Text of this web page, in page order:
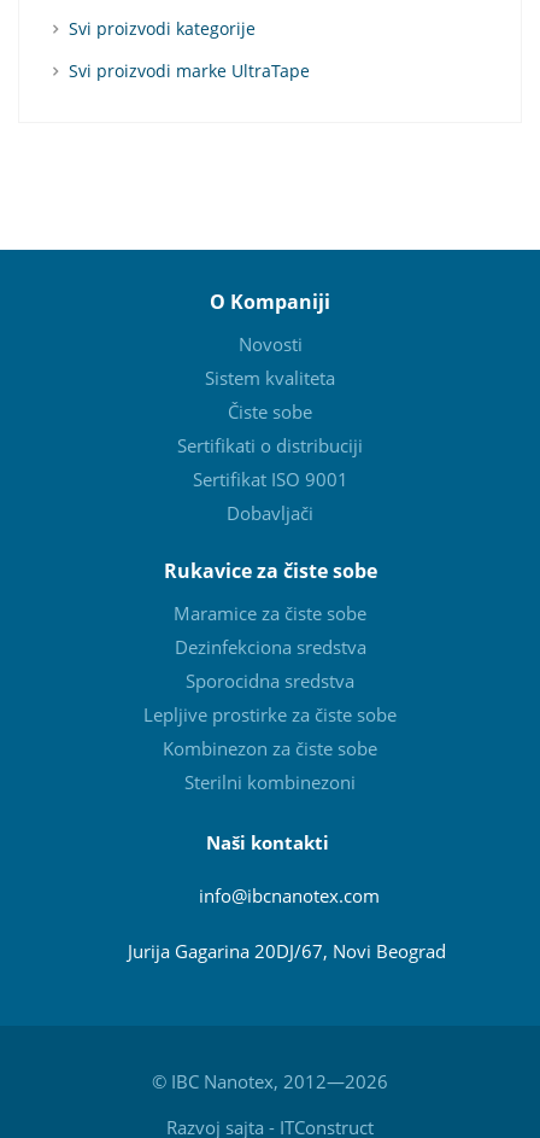
Svi proizvodi kategorije
Svi proizvodi marke UltraTape
O Kompaniji
Novosti
Sistem kvaliteta
Čiste sobe
Sertifikati o distribuciji
Sertifikat ISO 9001
Dobavljači
Rukavice za čiste sobe
Maramice za čiste sobe
Dezinfekciona sredstva
Sporocidna sredstva
Lepljive prostirke za čiste sobe
Kombinezon za čiste sobe
Sterilni kombinezoni
Naši kontakti
info@ibcnanotex.com
Jurija Gagarina 20DJ/67, Novi Beograd
© IBC Nanotex, 2012—2026
Razvoj sajta - ITConstruct